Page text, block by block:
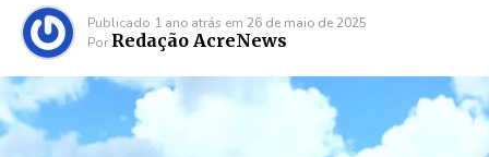
Publicado 1 ano atrás em 26 de maio de 2025
Por Redação AcreNews